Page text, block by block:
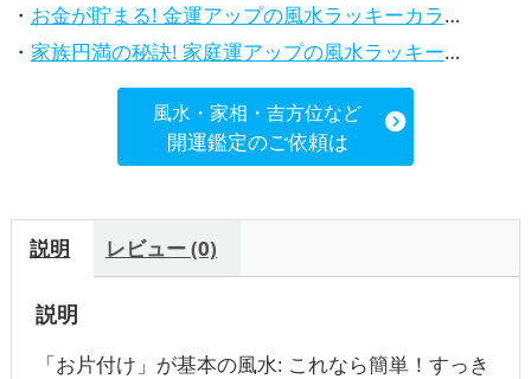
・ お金が貯まる! 金運アップの風水ラッキーカラー5選、効果解説
・ 家族円満の秘訣! 家庭運アップの風水ラッキーカラー5選、効果解説
風水・家相・吉方位など
開運鑑定のご依頼は
説明 レビュー (0)
説明
「お片付け」が基本の風水: これなら簡単！すっき